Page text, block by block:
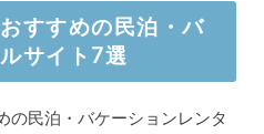
すすめの民泊・バ
サイト7選
の民泊・バケーションレンタ